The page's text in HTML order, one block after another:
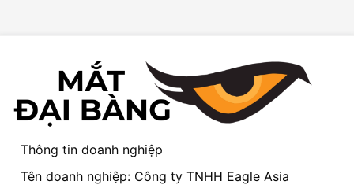
Thông tin doanh nghiệp
Tên doanh nghiệp: Công ty TNHH Eagle Asia